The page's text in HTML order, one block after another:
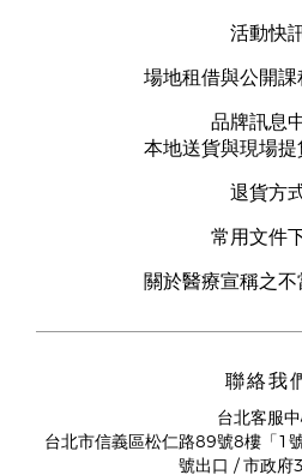
活動快
場地租借與公開課
品牌訊息
本地送貨與現場提
退貨方
常用文件
關於醫療宣稱之不
聯絡我
台北客服中
台北市信義區松仁路89號8樓「1
號出口 / 市政府